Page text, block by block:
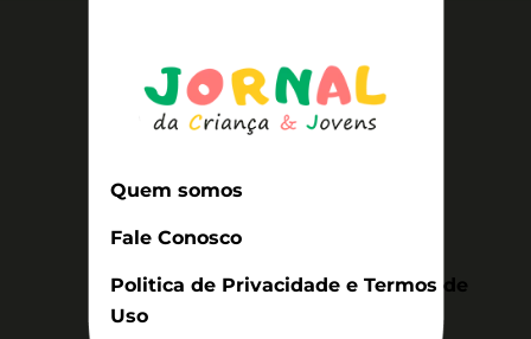
Quem somos
Fale Conosco
Politica de Privacidade e Termos de
Uso